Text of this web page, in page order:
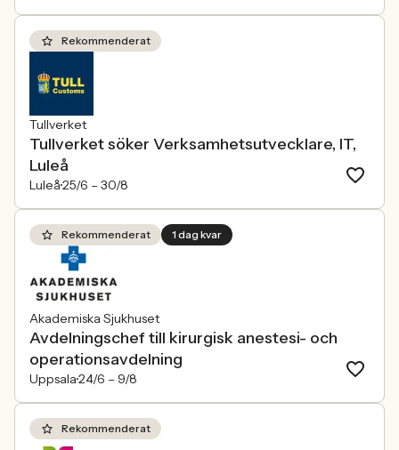
Rekommenderat
Tullverket
Tullverket söker Verksamhetsutvecklare, IT,
Luleå
Luleå25/6 – 30/8
Rekommenderat 1 dag kvar
Akademiska Sjukhuset
Avdelningschef till kirurgisk anestesi- och
operationsavdelning
Uppsala24/6 – 9/8
Rekommenderat